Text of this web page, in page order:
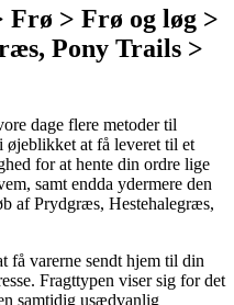
Frø > Frø og løg >
Pony Trails >
dage flere metoder til
øjeblikket at få leveret til et
for at hente din ordre lige
samt endda ydermere den
af Prydgræs, Hestehalegræs,
få varerne sendt hjem til din
Fragttypen viser sig for det
samtidig usædvanlig